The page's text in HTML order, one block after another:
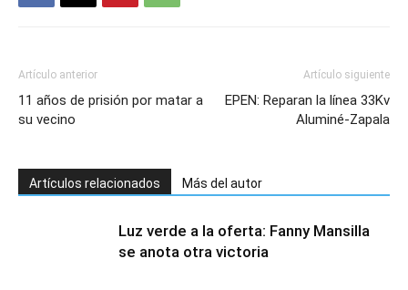
Artículo anterior
11 años de prisión por matar a
su vecino
Artículo siguiente
EPEN: Reparan la línea 33Kv
Aluminé-Zapala
Artículos relacionados Más del autor
Luz verde a la oferta: Fanny Mansilla
se anota otra victoria